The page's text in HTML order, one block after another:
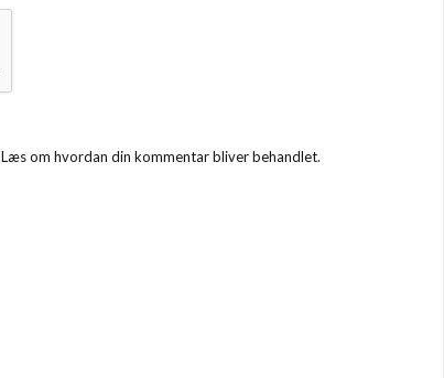
Læs om hvordan din kommentar bliver behandlet.